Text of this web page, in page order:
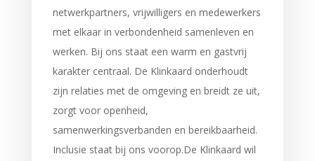
netwerkpartners, vrijwilligers en medewerkers
met elkaar in verbondenheid samenleven en
werken. Bij ons staat een warm en gastvrij
karakter centraal. De Klinkaard onderhoudt
zijn relaties met de omgeving en breidt ze uit,
zorgt voor openheid,
samenwerkingsverbanden en bereikbaarheid.
Inclusie staat bij ons voorop.De Klinkaard wil